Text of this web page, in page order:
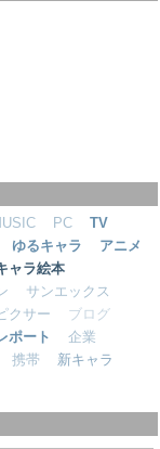
PC
TV
ゆるキャラ
アニメ
ャラ絵本
サンエックス
クサー
ブログ
ポート
企業
携帯
新キャラ